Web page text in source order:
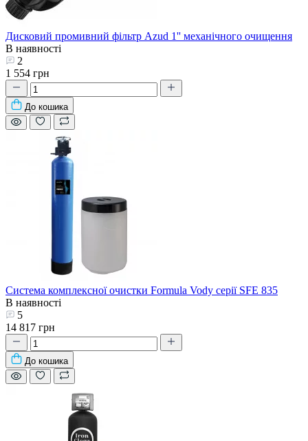
Дисковий промивний фільтр Azud 1'' механічного очищення
В наявності
2
1 554 грн
До кошика
Система комплексної очистки Formula Vody серії SFE 835
В наявності
5
14 817 грн
До кошика